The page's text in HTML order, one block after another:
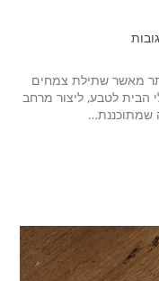
מאשר שתילת צמחים
הבית לטבע, ליצור מרחב
שמתוכננת…